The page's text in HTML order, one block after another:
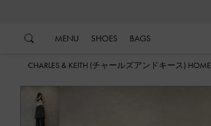
MENU SHOES BAGS
CHARLES & KEITH (チャールズアンドキース) HOME